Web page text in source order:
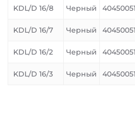
KDL/D 16/8 Черный
KDL/D 16/7 Черный
KDL/D 16/2 Черный
KDL/D 16/3 Черный